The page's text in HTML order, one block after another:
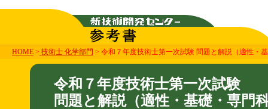
HOME > 技術士 化学部門 > 令和７年度技術士第一次試験 問題と解説（適性・
令和７年度技術士第一次試験
問題と解説（適性・基礎・専門